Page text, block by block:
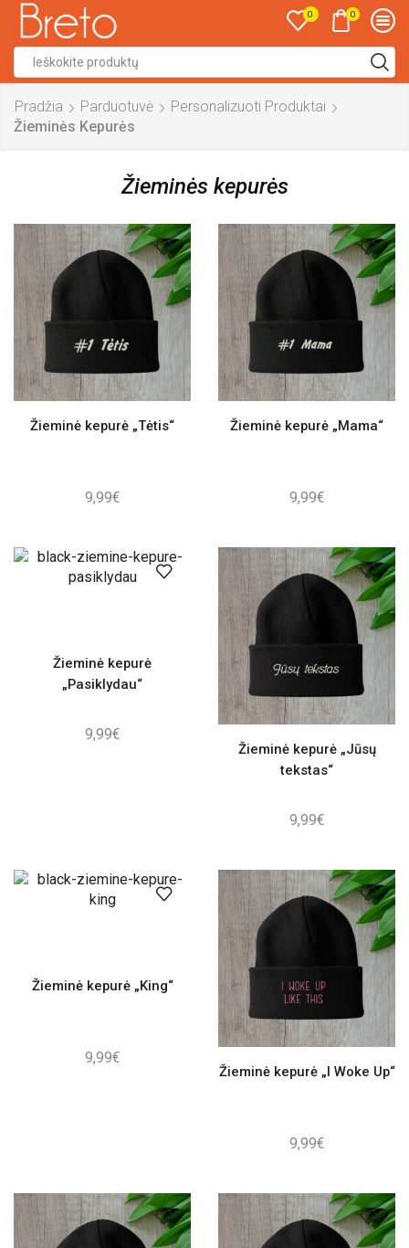
0 0
Pradžia Parduotuvė
Personalizuoti Produktai
Žieminės Kepurės
Žieminės kepurės
Žieminė kepurė „Tėtis“
9,99€
Žieminė kepurė „Mama“
9,99€
Žieminė kepurė
„Pasiklydau“
9,99€
Žieminė kepurė „Jūsų
tekstas“
9,99€
Žieminė kepurė „King“
9,99€
Žieminė kepurė „I Woke Up“
9,99€